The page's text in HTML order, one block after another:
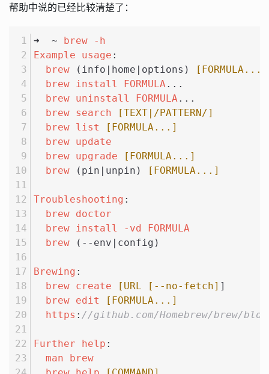
帮助中说的已经比较清楚了：
➜  ~ brew
-h
Example
usage :
brew (info|home|options)
[FORMULA...]
brew install FORMULA...
brew uninstall FORMULA...
brew search
[TEXT|/PATTERN/]
brew list
[FORMULA...]
brew update
brew upgrade
[FORMULA...]
brew (pin|unpin) [FORMULA...]
Troubleshooting :
brew doctor
brew install -vd
FORMULA
brew (--env|config)
Brewing :
brew create [URL [--no-fetch] ]
brew edit
[FORMULA...]
https : //github.com/Homebrew/brew/
Further help :
man
brew